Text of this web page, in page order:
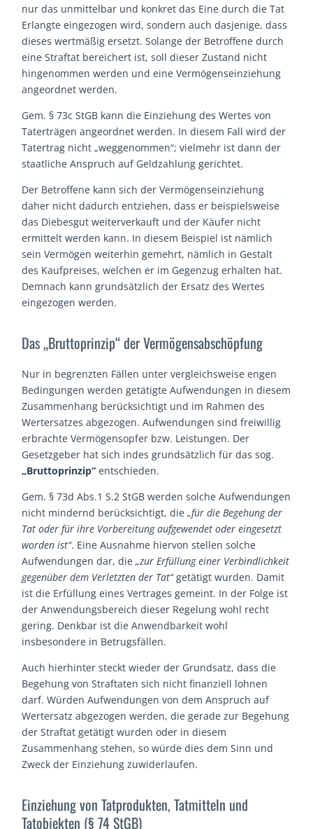
nur das unmittelbar und konkret das Eine durch die Tat
Erlangte eingezogen wird, sondern auch dasjenige, dass
dieses wertmäßig ersetzt. Solange der Betroffene durch
eine Straftat bereichert ist, soll dieser Zustand nicht
hingenommen werden und eine Vermögenseinziehung
angeordnet werden.
Gem. § 73c StGB kann die Einziehung des Wertes von
Taterträgen angeordnet werden. In diesem Fall wird der
Tatertrag nicht „weggenommen“; vielmehr ist dann der
staatliche Anspruch auf Geldzahlung gerichtet.
Der Betroffene kann sich der Vermögenseinziehung
daher nicht dadurch entziehen, dass er beispielsweise
das Diebesgut weiterverkauft und der Käufer nicht
ermittelt werden kann. In diesem Beispiel ist nämlich
sein Vermögen weiterhin gemehrt, nämlich in Gestalt
des Kaufpreises, welchen er im Gegenzug erhalten hat.
Demnach kann grundsätzlich der Ersatz des Wertes
eingezogen werden.
Das „Bruttoprinzip“ der Vermögensabschöpfung
Nur in begrenzten Fällen unter vergleichsweise engen
Bedingungen werden getätigte Aufwendungen in diesem
Zusammenhang berücksichtigt und im Rahmen des
Wertersatzes abgezogen. Aufwendungen sind freiwillig
erbrachte Vermögensopfer bzw. Leistungen. Der
Gesetzgeber hat sich indes grundsätzlich für das sog.
„Bruttoprinzip“ entschieden.
Gem. § 73d Abs.1 S.2 StGB werden solche Aufwendungen
nicht mindernd berücksichtigt, die„für die Begehung der
Tat oder für ihre Vorbereitung aufgewendet oder eingesetzt
worden ist“. Eine Ausnahme hiervon stellen solche
Aufwendungen dar, die„zur Erfüllung einer Verbindlichkeit
gegenüber dem Verletzten der Tat“getätigt wurden. Damit
ist die Erfüllung eines Vertrages gemeint. In der Folge ist
der Anwendungsbereich dieser Regelung wohl recht
gering. Denkbar ist die Anwendbarkeit wohl
insbesondere in Betrugsfällen.
Auch hierhinter steckt wieder der Grundsatz, dass die
Begehung von Straftaten sich nicht finanziell lohnen
darf. Würden Aufwendungen von dem Anspruch auf
Wertersatz abgezogen werden, die gerade zur Begehung
der Straftat getätigt wurden oder in diesem
Zusammenhang stehen, so würde dies dem Sinn und
Zweck der Einziehung zuwiderlaufen.
Einziehung von Tatprodukten, Tatmitteln und
Tatobjekten (§ 74 StGB)